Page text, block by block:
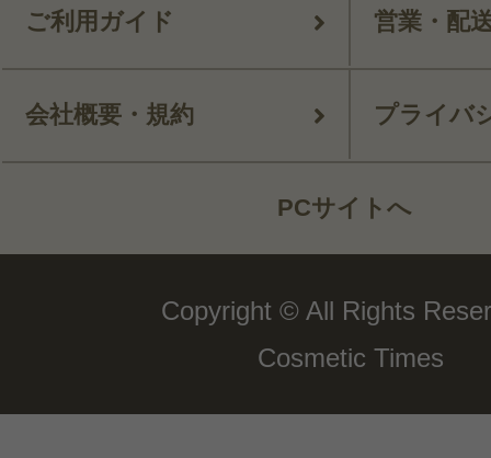
ご利用ガイド 営業・配
会社概要・規約 プライバ
PCサイトへ
Copyright © All Rights
Cosmetic Times